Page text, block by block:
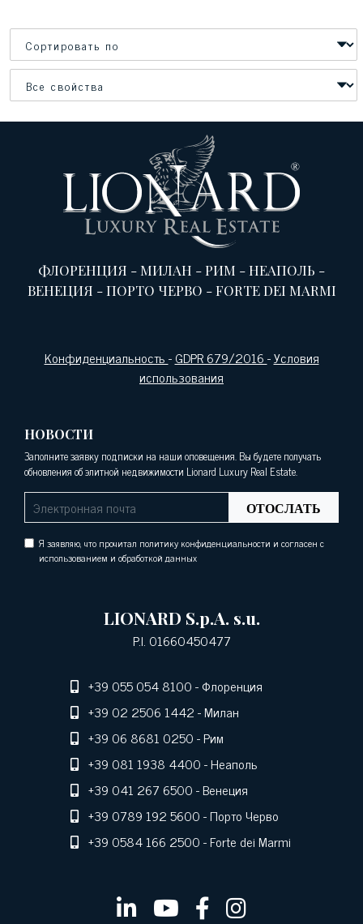
ФЛОРЕНЦИЯ -МИЛАН -РИМ -НЕАПОЛЬ -
ВЕНЕЦИЯ -ПОРТО ЧЕРВО -FORTE DEI MARMI
Конфиденциальность-GDPR 679/2016-Условия
использования
НОВОСТИ
Заполните заявку подписки на наши оповещения. Вы будете получать
обновления об элитной недвижимости Lionard Luxury Real Estate.
ОТОСЛАТЬ
Я заявляю, что прочитал политику конфиденциальности и согласен с
использованием и обработкой данных
LIONARD S.p.A. s.u.
P.I. 01660450477
+39 055 054 8100- Флоренция
+39 02 2506 1442- Милан
+39 06 8681 0250- Рим
+39 081 1938 4400- Неаполь
+39 041 267 6500- Венеция
+39 0789 192 5600- Порто Черво
+39 0584 166 2500- Forte dei Marmi